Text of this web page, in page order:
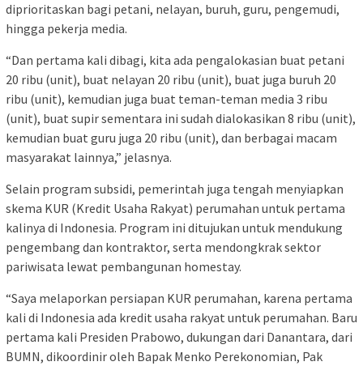
diprioritaskan bagi petani, nelayan, buruh, guru, pengemudi,
hingga pekerja media.
“Dan pertama kali dibagi, kita ada pengalokasian buat petani
20 ribu (unit), buat nelayan 20 ribu (unit), buat juga buruh 20
ribu (unit), kemudian juga buat teman-teman media 3 ribu
(unit), buat supir sementara ini sudah dialokasikan 8 ribu (unit),
kemudian buat guru juga 20 ribu (unit), dan berbagai macam
masyarakat lainnya,” jelasnya.
Selain program subsidi, pemerintah juga tengah menyiapkan
skema KUR (Kredit Usaha Rakyat) perumahan untuk pertama
kalinya di Indonesia. Program ini ditujukan untuk mendukung
pengembang dan kontraktor, serta mendongkrak sektor
pariwisata lewat pembangunan homestay.
“Saya melaporkan persiapan KUR perumahan, karena pertama
kali di Indonesia ada kredit usaha rakyat untuk perumahan. Baru
pertama kali Presiden Prabowo, dukungan dari Danantara, dari
BUMN, dikoordinir oleh Bapak Menko Perekonomian, Pak